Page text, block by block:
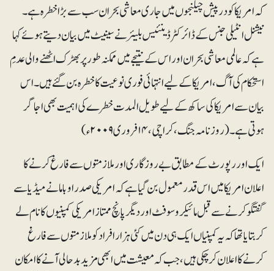
کہ امریکا کو درپیش چیلنجوں میں جاری معاشی بحران سب سے بڑا خطرہ ہے۔
نیشنل انٹیلی جنس کے ڈائرکٹر ڈینئیس بلیئر نے سینیٹ میں بیان دیتے ہوئے کہا
ہے کہ عالمی معاشی بحران اور اس کے نتیجے میں ممکنہ طور پر بھڑک اٹھنے والی عدمِ
استحکام کی آگ، امریکا کے لیے انتہائی فوری نوعیت کا خطرہ بن گئے ہیں۔ اس
بیان سے امریکا کی ساکھ کے لیے طویل المدت خطرے کی اہمیت بھی اجاگر
ہوتی ہے۔ (روزنامہ جنگ، کراچی، ۱۴ فروری ۲۰۰۹ء)
ایک اور رپورٹ کے مطابق بے روزگاری اور ملازمتوں سے فارغ کرنے کا
اعلان امریکا میں اس قدر معمول بن گیا ہے کہ امریکی صدر اوباما نے میڈیا سے
گفتگو کرنے سے قبل مائیکروسوفٹ اور دیگر پانچ ممتاز امریکی کمپنیوں کا نام لے
کر بتایا تھا کہ یہ کمپنیاں ایک ہی دن میں کئی ہزار افراد کو ملازمتوں سے فارغ
کرنے کا اعلان کرچکی ہیں، جب کہ معیشت میں ابھی مزید بدحالی آنے کا امکان